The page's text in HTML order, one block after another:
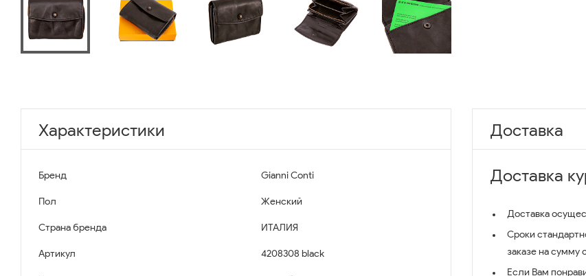
Характеристики
Бренд Gianni Conti
Пол Женский
Страна бренда ИТАЛИЯ
Артикул 4208308 black
Доставка
Доставка
Доставка
Сроки
заказе на сумму
Если Вам